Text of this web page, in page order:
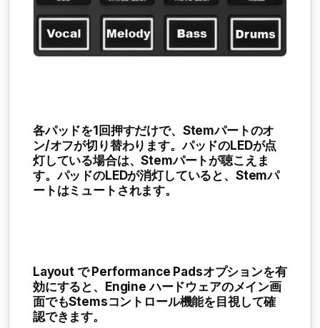
各パッドを1回押すだけで、Stemパートのオ
ン/オフが切り替わります。パッドのLEDが点
灯している場合は、Stemパートが聴こえま
す。パッドのLEDが消灯していると、Stemパ
ートはミュートされます。
Layout でPerformance Padsオプションを有
効にすると、Engine ハードウェアのメイン画
面でもStemsコントロール機能を目視して確
認できます。